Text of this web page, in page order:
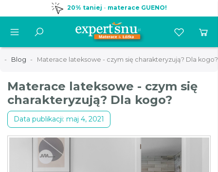
20% taniej - materace GUENO!
Blog Materace lateksowe - czym się charakteryzują? Dla kogo?
Materace lateksowe - czym się
charakteryzują? Dla kogo?
Data publikacji: maj 4, 2021